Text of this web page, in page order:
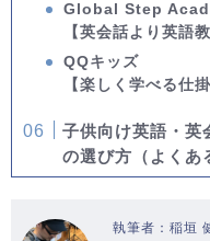
Global Step
【英会話より英語
QQキッズ
【楽しく学べる仕
子供向け英語・英
の選び方（よくあ
執筆者：稲垣